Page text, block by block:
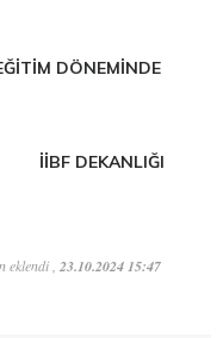
DÖNEMİNDE
eklendi , 23.10.2024 15:47